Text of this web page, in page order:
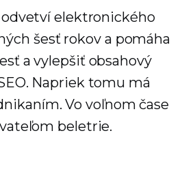
odvetví elektronického
šesť rokov a pomáha
a vylepšiť obsahový
Napriek tomu má
Vo voľnom čase
beletrie.